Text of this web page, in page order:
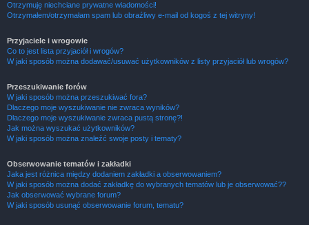
Otrzymuję niechciane prywatne wiadomości!
Otrzymałem/otrzymałam spam lub obraźliwy e-mail od kogoś z tej witryny!
Przyjaciele i wrogowie
Co to jest lista przyjaciół i wrogów?
W jaki sposób można dodawać/usuwać użytkowników z listy przyjaciół lub wrogów?
Przeszukiwanie forów
W jaki sposób można przeszukiwać fora?
Dlaczego moje wyszukiwanie nie zwraca wyników?
Dlaczego moje wyszukiwanie zwraca pustą stronę?!
Jak można wyszukać użytkowników?
W jaki sposób można znaleźć swoje posty i tematy?
Obserwowanie tematów i zakładki
Jaka jest różnica między dodaniem zakładki a obserwowaniem?
W jaki sposób można dodać zakładkę do wybranych tematów lub je obserwować??
Jak obserwować wybrane forum?
W jaki sposób usunąć obserwowanie forum, tematu?